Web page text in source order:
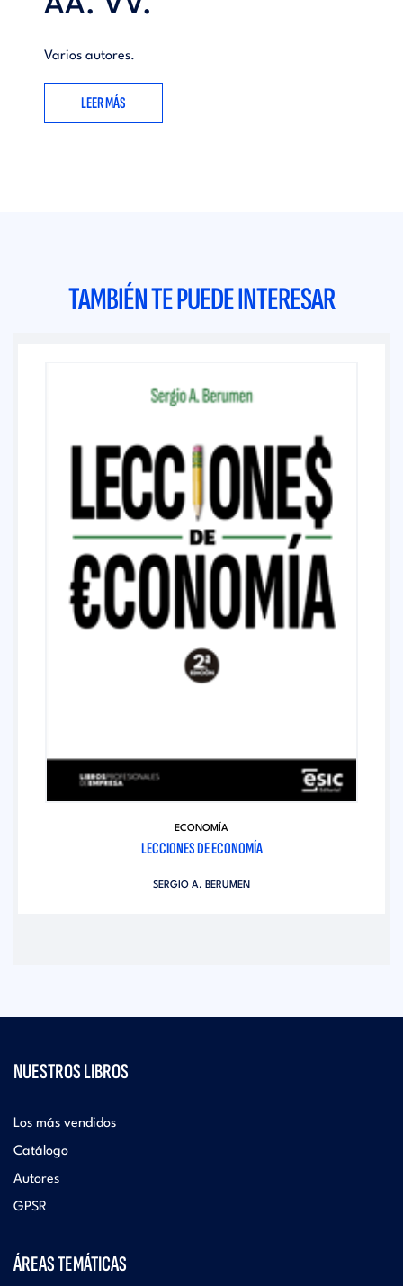
AA. VV.
Varios autores.
LEER MÁS
TAMBIÉN TE PUEDE INTERESAR
ECONOMÍA
LECCIONES DE ECONOMÍA
SERGIO A. BERUMEN
NUESTROS LIBROS
Los más vendidos
Catálogo
Autores
GPSR
ÁREAS TEMÁTICAS